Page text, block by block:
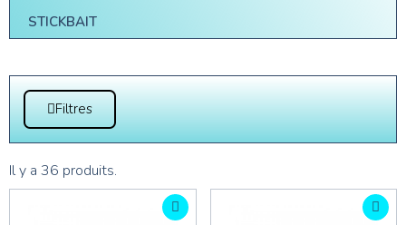
STICKBAIT
Filtres
Il y a 36 produits.